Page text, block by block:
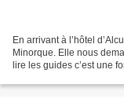
En arrivant à l’hôtel
Minorque. Elle nous
lire les guides c’est une